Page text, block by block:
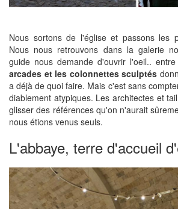
Nous sortons de l'église et passons les
Nous nous retrouvons dans la galerie
guide nous demande d'ouvrir l'oeil.. entre
arcades et les colonnettes sculptés
a déjà de quoi faire. Mais c'est sans
diablement atypiques. Les architectes et
glisser des références qu'on n'aurait
nous étions venus seuls.
L'abbaye, terre d'accueil